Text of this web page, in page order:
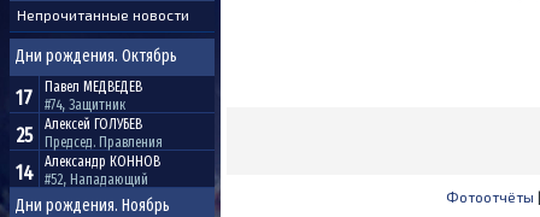
Непрочитанные новости
Дни рождения. Октябрь
17 Павел МЕДВЕДЕВ
#74, Защитник
25 Алексей ГОЛУБЕВ
Председ. Правления
14 Александр КОННОВ
#52, Нападающий
Дни рождения. Ноябрь Фотоотчёты